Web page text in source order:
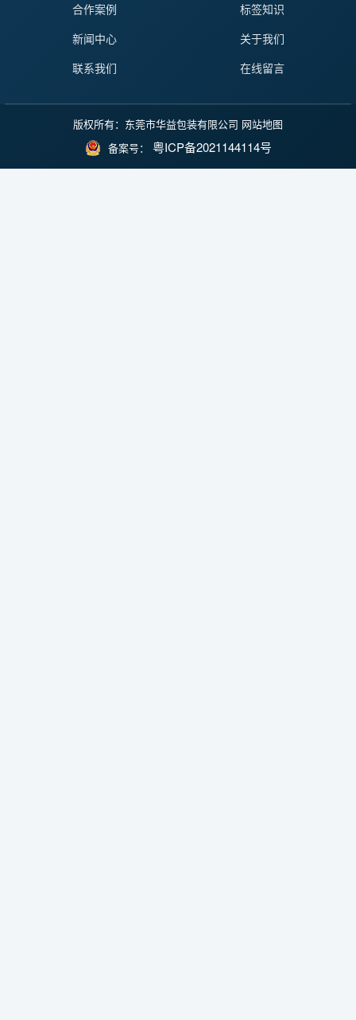
合作案例
标签知识
新闻中心
关于我们
联系我们
在线留言
版权所有：东莞市华益包装有限公司 网站地图
备案号： 粤ICP备2021144114号